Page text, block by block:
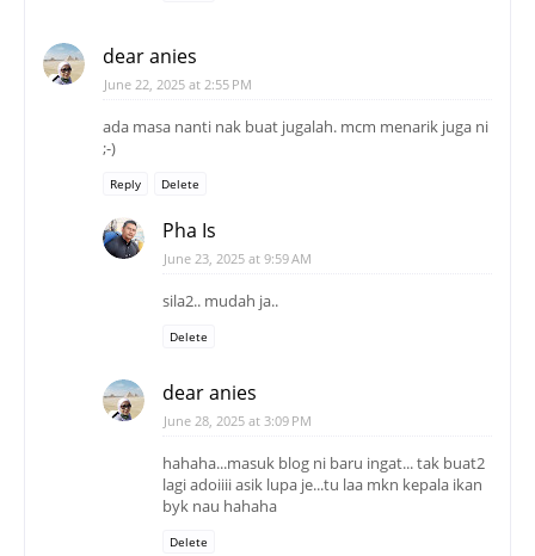
dear anies
June 22, 2025 at 2:55 PM
ada masa nanti nak buat jugalah. mcm menarik juga ni
;-)
Reply Delete
Pha Is
June 23, 2025 at 9:59 AM
sila2.. mudah ja..
Delete
dear anies
June 28, 2025 at 3:09 PM
hahaha...masuk blog ni baru ingat... tak buat2
lagi adoiiii asik lupa je...tu laa mkn kepala ikan
byk nau hahaha
Delete